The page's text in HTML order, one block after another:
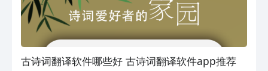
古诗词翻译软件哪些好 古诗词翻译软件app推荐